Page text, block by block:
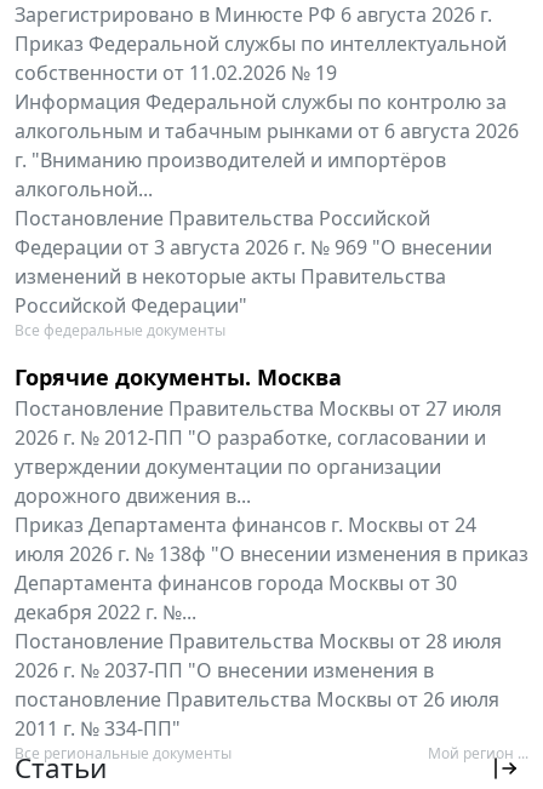
Зарегистрировано в Минюсте РФ 6 августа 2026 г.
Приказ Федеральной службы по интеллектуальной
собственности от 11.02.2026 № 19
Информация Федеральной службы по контролю за
алкогольным и табачным рынками от 6 августа 2026
г. "Вниманию производителей и импортёров
алкогольной...
Постановление Правительства Российской
Федерации от 3 августа 2026 г. № 969 "О внесении
изменений в некоторые акты Правительства
Российской Федерации"
Все федеральные документы
Горячие документы. Москва
Постановление Правительства Москвы от 27 июля
2026 г. № 2012-ПП "О разработке, согласовании и
утверждении документации по организации
дорожного движения в...
Приказ Департамента финансов г. Москвы от 24
июля 2026 г. № 138ф "О внесении изменения в приказ
Департамента финансов города Москвы от 30
декабря 2022 г. №...
Постановление Правительства Москвы от 28 июля
2026 г. № 2037-ПП "О внесении изменения в
постановление Правительства Москвы от 26 июля
2011 г. № 334-ПП"
Все региональные документы Мой регион ...
Статьи